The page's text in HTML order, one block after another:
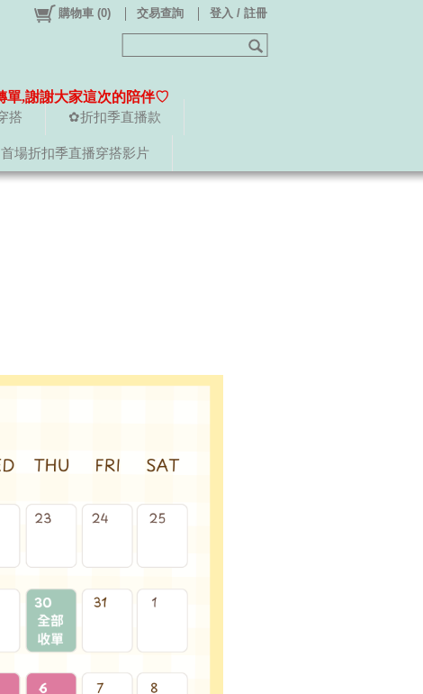
搭 ✿折扣季直播款
首場折扣季直播穿搭影片
購物車 (0) 交易查詢 登入 / 註冊
單,謝謝大家這次的陪伴♡